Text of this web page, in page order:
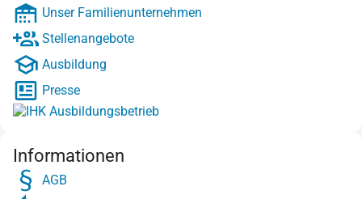
Unser Familienunternehmen
Stellenangebote
Ausbildung
Presse
Informationen
AGB